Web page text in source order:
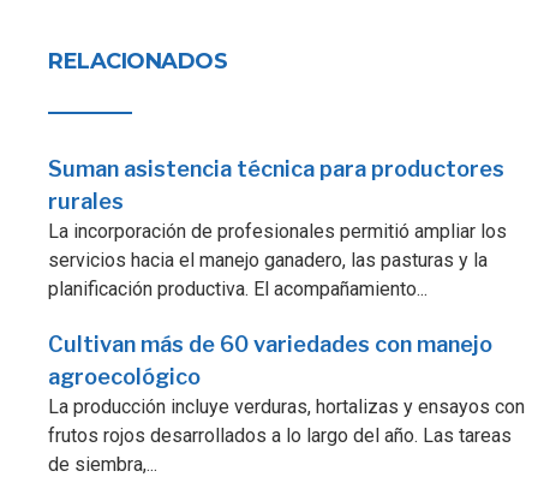
RELACIONADOS
Suman asistencia técnica para productores
rurales
La incorporación de profesionales permitió ampliar los
servicios hacia el manejo ganadero, las pasturas y la
planificación productiva. El acompañamiento...
Cultivan más de 60 variedades con manejo
agroecológico
La producción incluye verduras, hortalizas y ensayos con
frutos rojos desarrollados a lo largo del año. Las tareas
de siembra,...